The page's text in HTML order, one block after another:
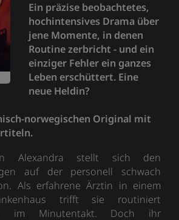
Ein präzise beobachtetes,
hochintensives Drama über
jene Momente, in denen
Routine zerbricht - und ein
einziger Fehler ein ganzes
Leben erschüttert. Eine
neue Heldin?
norwegischen Original mit
Alexandra stellt sich den
auf der personell schwach
Als erfahrene Ärztin in einem
trifft sie routiniert
im Minutentakt. Doch ihr